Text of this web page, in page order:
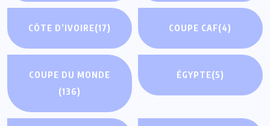
CÔTE D’IVOIRE(17) COUPE CAF(4)
COUPE DU MONDE
(136)
ÉGYPTE(5)